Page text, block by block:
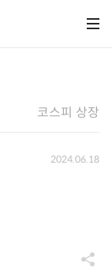
코스피 상장
2024.06.18